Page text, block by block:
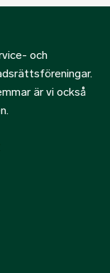
och
är vi också